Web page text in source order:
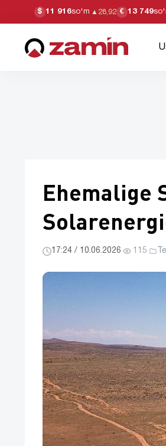
$ 11 916so'm ▲ 28,92 € 13 749
Ehemalige
17:24 / 10.06.2026· 115·